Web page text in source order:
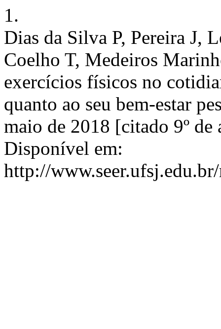
1.
Dias da Silva P, Pereira J,
Coelho T, Medeiros
exercícios físicos no
quanto ao seu bem-estar
maio de 2018 [citado 9º
Disponível em:
http://